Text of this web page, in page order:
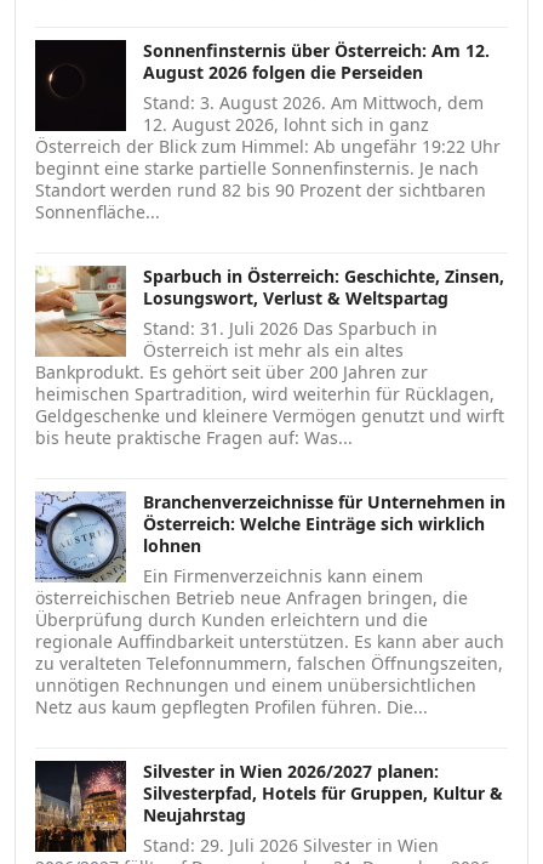
Sonnenfinsternis über Österreich: Am 12.
August 2026 folgen die Perseiden
Stand: 3. August 2026. Am Mittwoch, dem
12. August 2026, lohnt sich in ganz
Österreich der Blick zum Himmel: Ab ungefähr 19:22 Uhr
beginnt eine starke partielle Sonnenfinsternis. Je nach
Standort werden rund 82 bis 90 Prozent der sichtbaren
Sonnenfläche...
Sparbuch in Österreich: Geschichte, Zinsen,
Losungswort, Verlust & Weltspartag
Stand: 31. Juli 2026 Das Sparbuch in
Österreich ist mehr als ein altes
Bankprodukt. Es gehört seit über 200 Jahren zur
heimischen Spartradition, wird weiterhin für Rücklagen,
Geldgeschenke und kleinere Vermögen genutzt und wirft
bis heute praktische Fragen auf: Was...
Branchenverzeichnisse für Unternehmen in
Österreich: Welche Einträge sich wirklich
lohnen
Ein Firmenverzeichnis kann einem
österreichischen Betrieb neue Anfragen bringen, die
Überprüfung durch Kunden erleichtern und die
regionale Auffindbarkeit unterstützen. Es kann aber auch
zu veralteten Telefonnummern, falschen Öffnungszeiten,
unnötigen Rechnungen und einem unübersichtlichen
Netz aus kaum gepflegten Profilen führen. Die...
Silvester in Wien 2026/2027 planen:
Silvesterpfad, Hotels für Gruppen, Kultur &
Neujahrstag
Stand: 29. Juli 2026 Silvester in Wien